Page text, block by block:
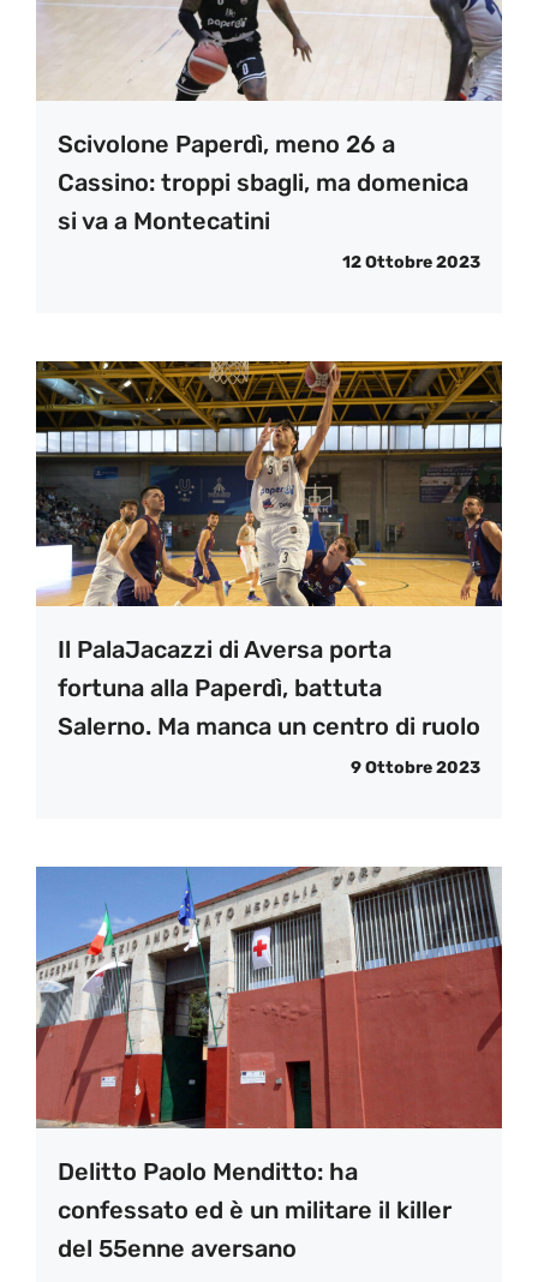
Scivolone Paperdì, meno 26 a
Cassino: troppi sbagli, ma domenica
si va a Montecatini
12 Ottobre 2023
Il PalaJacazzi di Aversa porta
fortuna alla Paperdì, battuta
Salerno. Ma manca un centro di ruolo
9 Ottobre 2023
Delitto Paolo Menditto: ha
confessato ed è un militare il killer
del 55enne aversano